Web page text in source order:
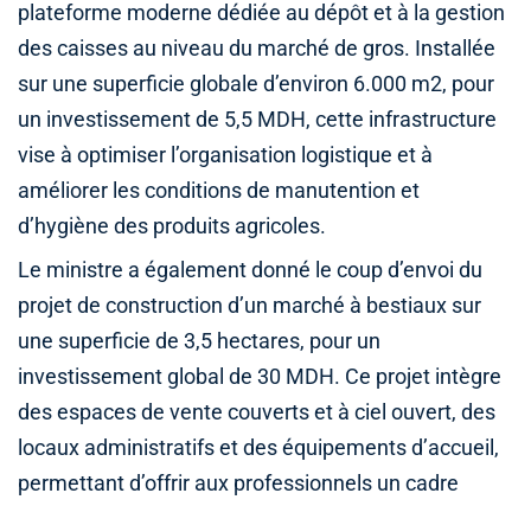
plateforme moderne dédiée au dépôt et à la gestion
des caisses au niveau du marché de gros. Installée
sur une superficie globale d’environ 6.000 m2, pour
un investissement de 5,5 MDH, cette infrastructure
vise à optimiser l’organisation logistique et à
améliorer les conditions de manutention et
d’hygiène des produits agricoles.
Le ministre a également donné le coup d’envoi du
projet de construction d’un marché à bestiaux sur
une superficie de 3,5 hectares, pour un
investissement global de 30 MDH. Ce projet intègre
des espaces de vente couverts et à ciel ouvert, des
locaux administratifs et des équipements d’accueil,
permettant d’offrir aux professionnels un cadre